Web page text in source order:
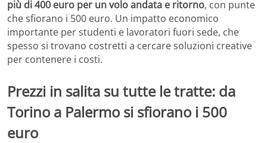
più di 400 euro per un volo andata e ritorno, con punte
che sfiorano i 500 euro. Un impatto economico
importante per studenti e lavoratori fuori sede, che
spesso si trovano costretti a cercare soluzioni creative
per contenere i costi.
Prezzi in salita su tutte le tratte: da
Torino a Palermo si sfiorano i 500
euro